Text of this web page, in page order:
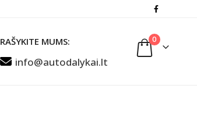
RAŠYKITE MUMS:
info@autodalykai.lt
0